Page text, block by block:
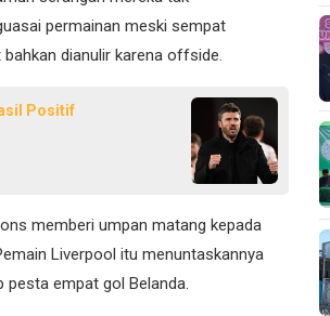
permainan meski sempat
dianulir karena offside.
Positif
memberi umpan matang kepada
Liverpool itu menuntaskannya
pesta empat gol Belanda.